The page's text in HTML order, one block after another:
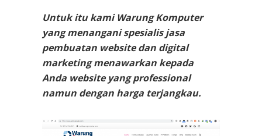
Untuk itu kami Warung Komputer
yang menangani spesialis jasa
pembuatan website dan digital
marketing menawarkan kepada
Anda website yang professional
namun dengan harga terjangkau.